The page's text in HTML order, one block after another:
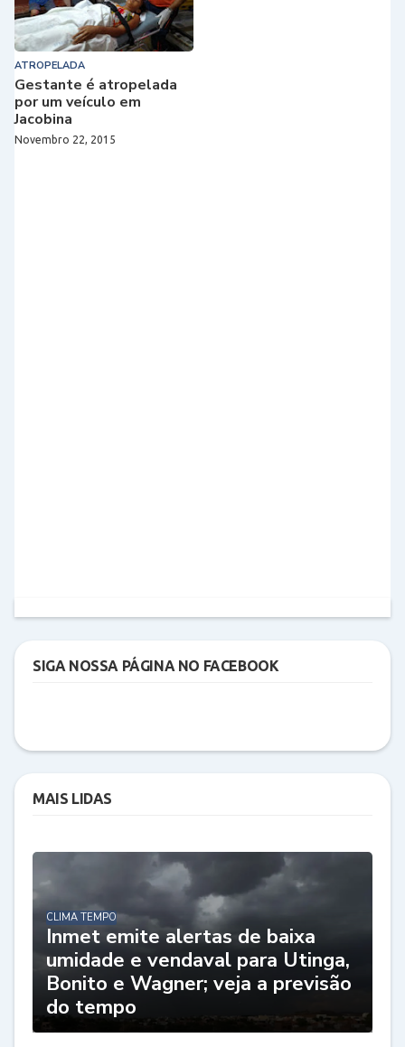
ATROPELADA
Gestante é atropelada
por um veículo em
Jacobina
Novembro 22, 2015
SIGA NOSSA PÁGINA NO FACEBOOK
MAIS LIDAS
CLIMA TEMPO
Inmet emite alertas de baixa
umidade e vendaval para Utinga,
Bonito e Wagner; veja a previsão
do tempo